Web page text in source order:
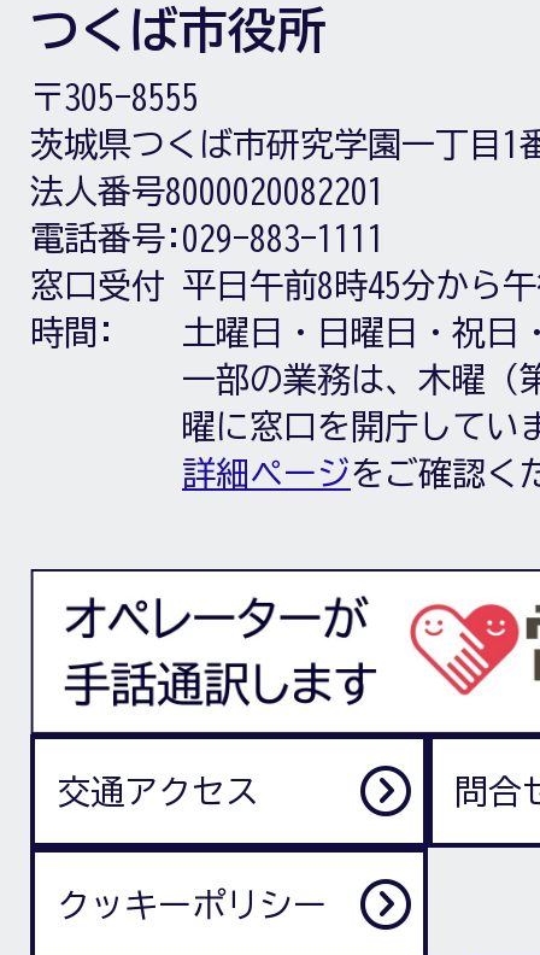
つくば市役所
〒305-8555
茨城県つくば市研究学園一丁目1
法人番号8000020082201
電話番号: 029-883-1111
窓口受付
時間:
平日午前8時45分から
土曜日・日曜日・祝日
一部の業務は、木曜（
曜に窓口を開庁してい
詳細ページをご確認く
交通アクセス 問合
クッキーポリシー